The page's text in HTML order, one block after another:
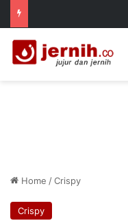
Home /Crispy
Crispy